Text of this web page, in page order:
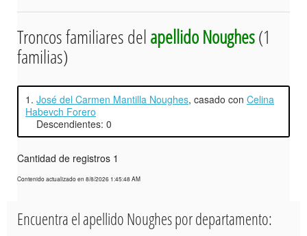
Troncos familiares delapellido Noughes(1
familias)
1. José del Carmen Mantilla Noughes, casado con Celina
Habevch Forero
Descendientes: 0
Cantidad de registros 1
Contenido actualizado en 8/8/2026 1:45:48 AM
Encuentra el apellido Noughes por departamento: